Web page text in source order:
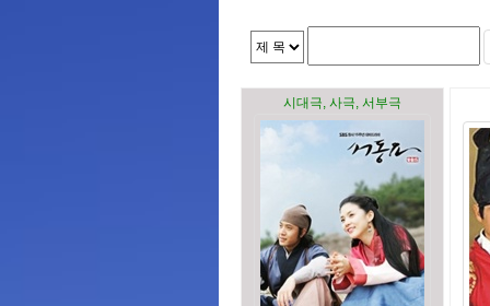
시대극, 사극, 서부극